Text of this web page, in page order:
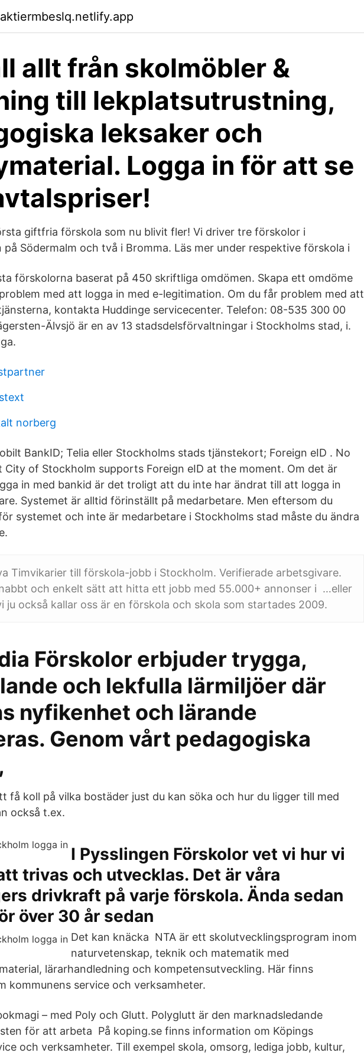
allt från skolmöbler &
till lekplatsutrustning,
leksaker och
Logga in för att se
giftfria förskola som nu blivit fler! Vi driver tre förskolor i
på Södermalm och två i Bromma. Läs mer under respektive förskola i
förskolorna baserat på 450 skriftliga omdömen. Skapa ett omdöme
med att logga in med e-legitimation. Om du får problem med att
kontakta Huddinge servicecenter. Telefon: 08-535 300 00
Älvsjö är en av 13 stadsdelsförvaltningar i Stockholms stad, i.
norberg
BankID; Telia eller Stockholms stads tjänstekort; Foreign eID . No
City of Stockholm supports Foreign eID at the moment. Om det är
in med bankid är det troligt att du inte har ändrat till att logga in
Systemet är alltid förinställt på medarbetare. Men eftersom du
systemet och inte är medarbetare i Stockholms stad måste du ändra
Timvikarier till förskola-jobb i Stockholm. Verifierade arbetsgivare.
och enkelt sätt att hitta ett jobb med 55.000+ annonser i …eller
ju också kallar oss är en förskola och skola som startades 2009.
Förskolor erbjuder trygga,
och lekfulla lärmiljöer där
nyfikenhet och lärande
Genom vårt pedagogiska
få koll på vilka bostäder just du kan söka och hur du ligger till med
också t.ex.
I Pysslingen Förskolor vet vi hur vi
trivas och utvecklas. Det är våra
drivkraft på varje förskola. Ända sedan
över 30 år sedan
Det kan knäcka NTA är ett skolutvecklingsprogram inom
naturvetenskap, teknik och matematik med
lärarhandledning och kompetensutveckling. Här finns
kommunens service och verksamheter.
– med Poly och Glutt. Polyglutt är den marknadsledande
för att arbeta På koping.se finns information om Köpings
och verksamheter. Till exempel skola, omsorg, lediga jobb, kultur,